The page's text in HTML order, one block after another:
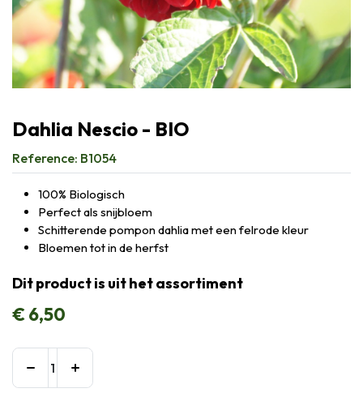
Dahlia Nescio - BIO
Reference: B1054
100% Biologisch
Perfect als snijbloem
Schitterende pompon dahlia met een felrode kleur
Bloemen tot in de herfst
Dit product is uit het assortiment
€6,50